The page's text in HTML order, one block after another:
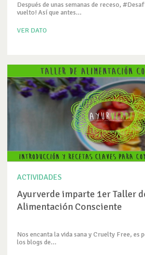
Después de unas semanas de receso,
vuelto! Así que antes...
VER DATO
ACTIVIDADES
Ayurverde imparte 1er Taller
Alimentación Consciente
Nos encanta la vida sana y Cruelty Free, es
los blogs de...